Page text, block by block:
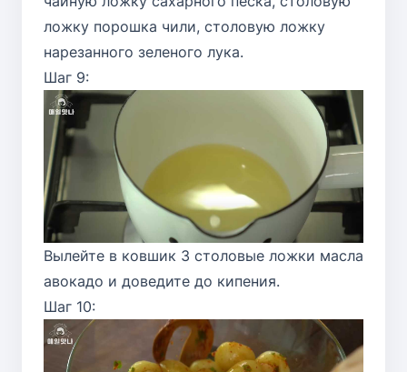
ложку порошка чили, столовую ложку
нарезанного зеленого лука.
Шаг 9:
Вылейте в ковшик 3 столовые ложки масла
авокадо и доведите до кипения.
Шаг 10: